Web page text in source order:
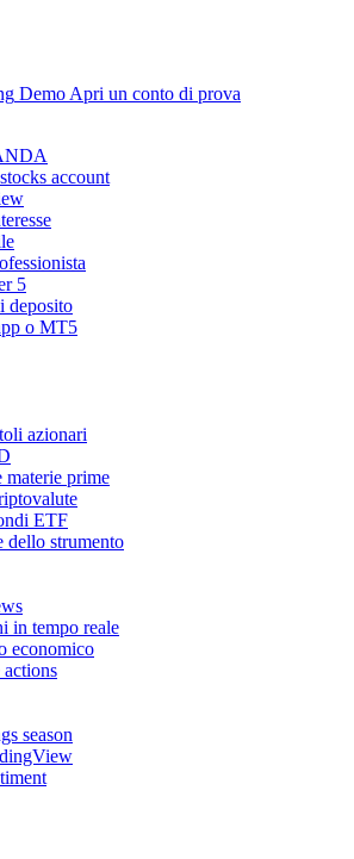
Demo Apri un conto di prova
account
5
deposito
o MT5
azionari
materie prime
ETF
dello strumento
in tempo reale
economico
season